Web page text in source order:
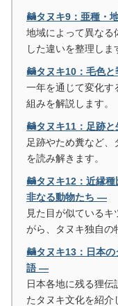
🦝タヌキ9：亜種・
地域によって異なる
した違いを整理しま
🦝タヌキ10：毛色
一年を通じて変化す
組みを解説します。
🦝タヌキ11：足跡
足跡やため糞など
を読み解きます。
🦝タヌキ12：近縁
非なる動物たち ―
見た目が似ている
がら、タヌキ独自の
🦝タヌキ13：日本
語 ―
日本各地に残る狸
たタヌキ文化を紹介